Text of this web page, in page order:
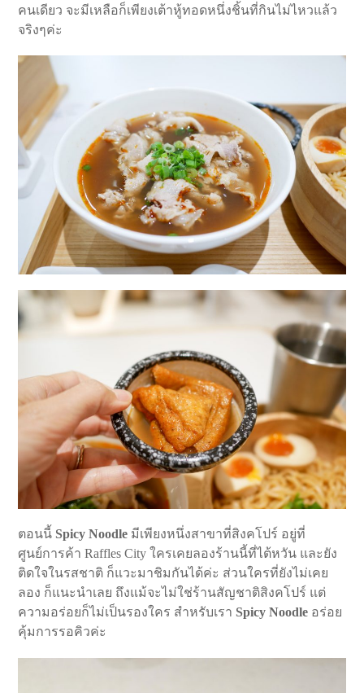
คนเดียว จะมีเหลือก็เพียงเต้าหู้ทอดหนึ่งชิ้นที่กินไม่ไหวแล้ว
จริงๆค่ะ
ตอนนี้ Spicy Noodle มีเพียงหนึ่งสาขาที่สิงคโปร์ อยู่ที่
ศูนย์การค้า Raffles City ใครเคยลองร้านนี้ที่ไต้หวัน และยัง
ติดใจในรสชาติ ก็แวะมาชิมกันได้ค่ะ ส่วนใครที่ยังไม่เคย
ลอง ก็แนะนำเลย ถึงแม้จะไม่ใช่ร้านสัญชาติสิงคโปร์ แต่
ความอร่อยก็ไม่เป็นรองใคร สำหรับเรา Spicy Noodle อร่อย
คุ้มการรอคิวค่ะ